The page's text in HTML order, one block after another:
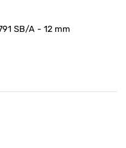
SB/A - 12 mm